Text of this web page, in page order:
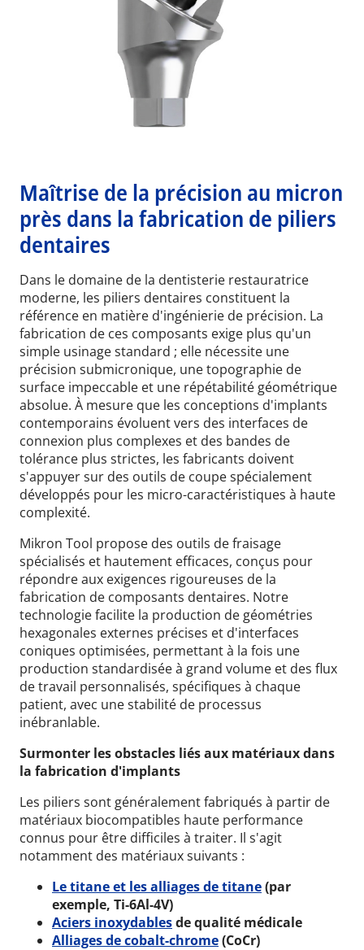
Maîtrise de la précision au micron
près dans la fabrication de piliers
dentaires
Dans le domaine de la dentisterie restauratrice
moderne, les piliers dentaires constituent la
référence en matière d'ingénierie de précision. La
fabrication de ces composants exige plus qu'un
simple usinage standard ; elle nécessite une
précision submicronique, une topographie de
surface impeccable et une répétabilité géométrique
absolue. À mesure que les conceptions d'implants
contemporains évoluent vers des interfaces de
connexion plus complexes et des bandes de
tolérance plus strictes, les fabricants doivent
s'appuyer sur des outils de coupe spécialement
développés pour les micro-caractéristiques à haute
complexité.
Mikron Tool propose des outils de fraisage
spécialisés et hautement efficaces, conçus pour
répondre aux exigences rigoureuses de la
fabrication de composants dentaires. Notre
technologie facilite la production de géométries
hexagonales externes précises et d'interfaces
coniques optimisées, permettant à la fois une
production standardisée à grand volume et des flux
de travail personnalisés, spécifiques à chaque
patient, avec une stabilité de processus
inébranlable.
Surmonter les obstacles liés aux matériaux dans
la fabrication d'implants
Les piliers sont généralement fabriqués à partir de
matériaux biocompatibles haute performance
connus pour être difficiles à traiter. Il s'agit
notamment des matériaux suivants :
Le titane et les alliages de titane(par
exemple, Ti-6Al-4V)
Aciers inoxydablesde qualité médicale
Alliages de cobalt-chrome(CoCr)